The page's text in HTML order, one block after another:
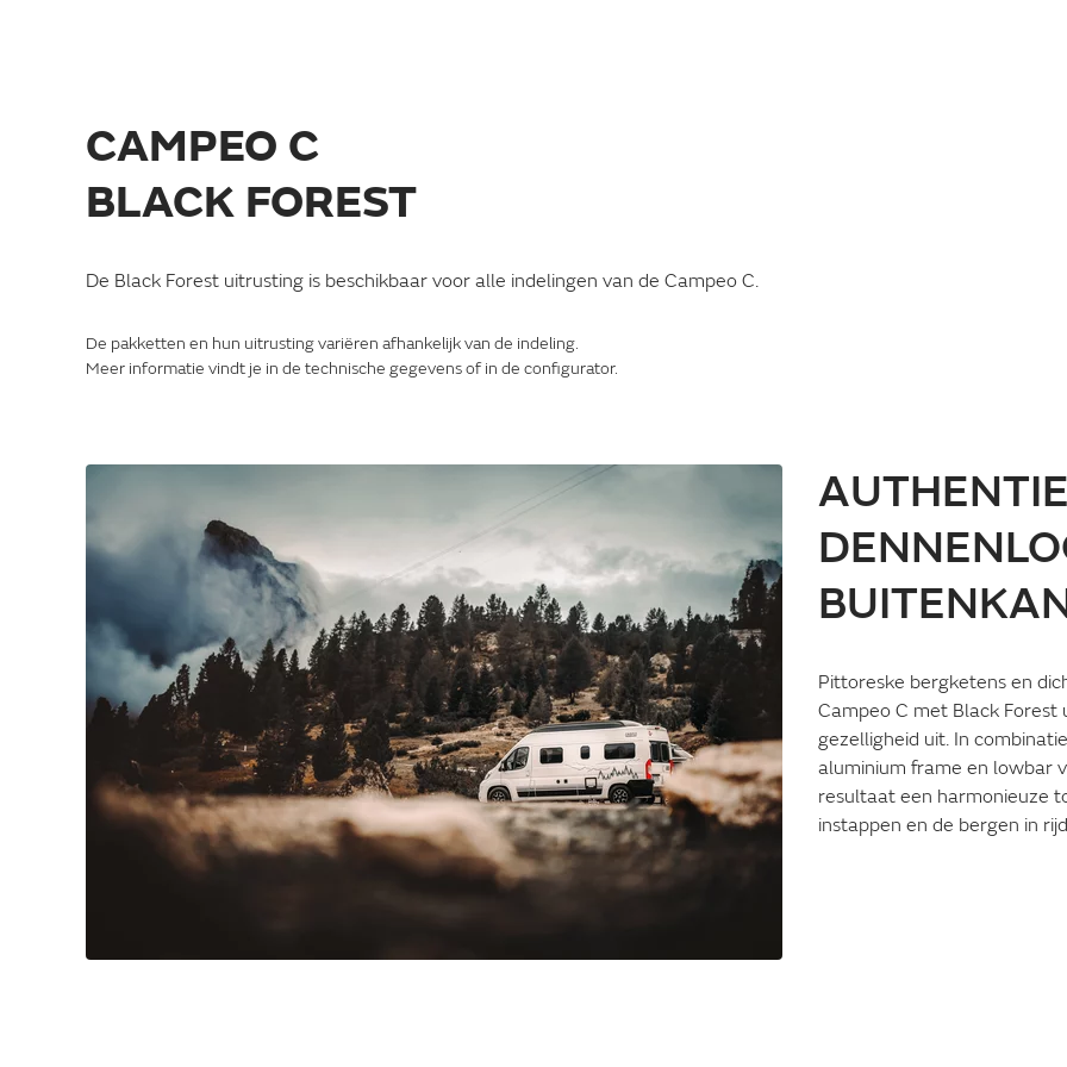
CAMPEO C
BLACK FOREST
De Black Forest uitrusting is beschikbaar voor alle indelingen van de Campeo C.
De pakketten en hun uitrusting variëren afhankelijk van de indeling.
Meer informatie vindt je in de technische gegevens of in de configurator.
Pittoreske bergketens en
Campeo C met Black
gezelligheid uit. In
aluminium frame en lowbar
resultaat een harmonieuze
instappen en de bergen in